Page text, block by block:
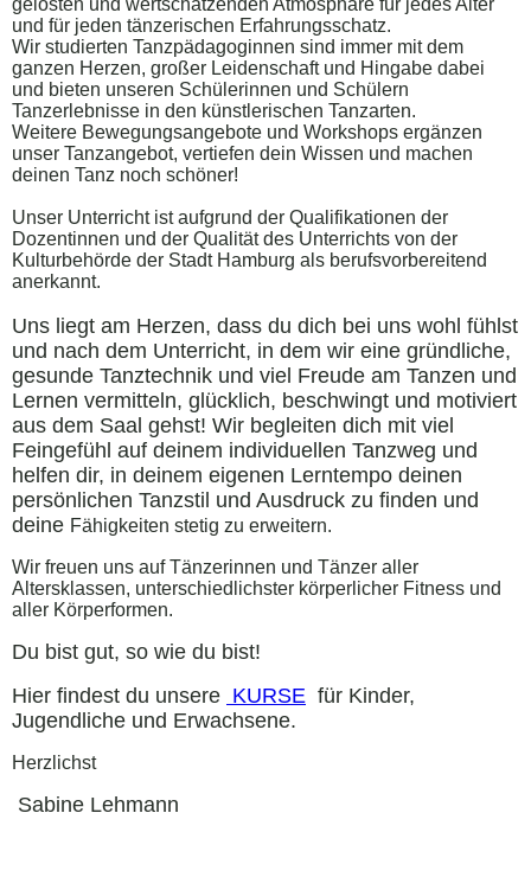
und für jeden tänzerischen Erfahrungsschatz.
Wir studierten Tanzpädagoginnen sind immer mit dem
ganzen Herzen, großer Leidenschaft und Hingabe dabei
und bieten unseren Schülerinnen und Schülern
Tanzerlebnisse in den künstlerischen Tanzarten.
Weitere Bewegungsangebote und Workshops ergänzen
unser Tanzangebot, vertiefen dein Wissen und machen
deinen Tanz noch schöner!
Unser Unterricht ist aufgrund der Qualifikationen der
Dozentinnen und der Qualität des Unterrichts von der
Kulturbehörde der Stadt Hamburg als berufsvorbereitend
anerkannt.
Uns liegt am Herzen, dass du dich bei uns wohl fühlst
und nach dem Unterricht, in dem wir eine gründliche,
gesunde Tanztechnik und viel Freude am Tanzen und
Lernen vermitteln, glücklich, beschwingt und motiviert
aus dem Saal gehst! Wir begleiten dich mit viel
Feingefühl auf deinem individuellen Tanzweg und
helfen dir, in deinem eigenen Lerntempo deinen
persönlichen Tanzstil und Ausdruck zu finden und
deine Fähigkeiten stetig zu erweitern.
Wir freuen uns auf Tänzerinnen und Tänzer aller
Altersklassen, unterschiedlichster körperlicher Fitness und
aller Körperformen.
Du bist gut, so wie du bist!
Hier findest du unsere KURSE für Kinder,
Jugendliche und Erwachsene.
Herzlichst
Sabine Lehmann